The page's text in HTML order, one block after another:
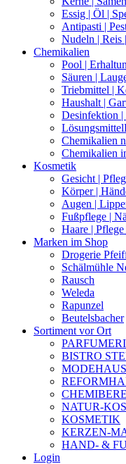
Essig | Öl |
Antipasti |
Nudeln | Reis
Chemikalien
Pool |
Säuren |
Triebmittel |
Haushalt |
Desinfektion
Lösungsmittel
Chemikalien
Chemikalien
Kosmetik
Gesicht |
Körper |
Augen |
Fußpflege |
Haare |
Marken im Shop
Drogerie
Schälmühle
Rausch
Weleda
Rapunzel
Beutelsbacher
Sortiment vor Ort
BISTRO
MODEHAUS
NATUR-
KOSMETIK
KERZEN-
HAND- &
Login